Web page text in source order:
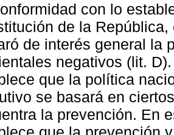
con lo
de la
de interés general la
negativos (lit.
que la política
se basará en
la prevención. En